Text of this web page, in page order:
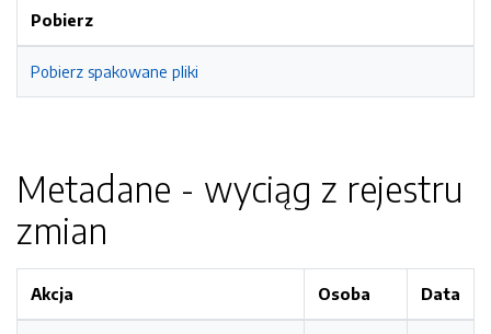
Pobierz
Pobierz spakowane pliki
Metadane - wyciąg z rejestru
zmian
Akcja Osoba Data